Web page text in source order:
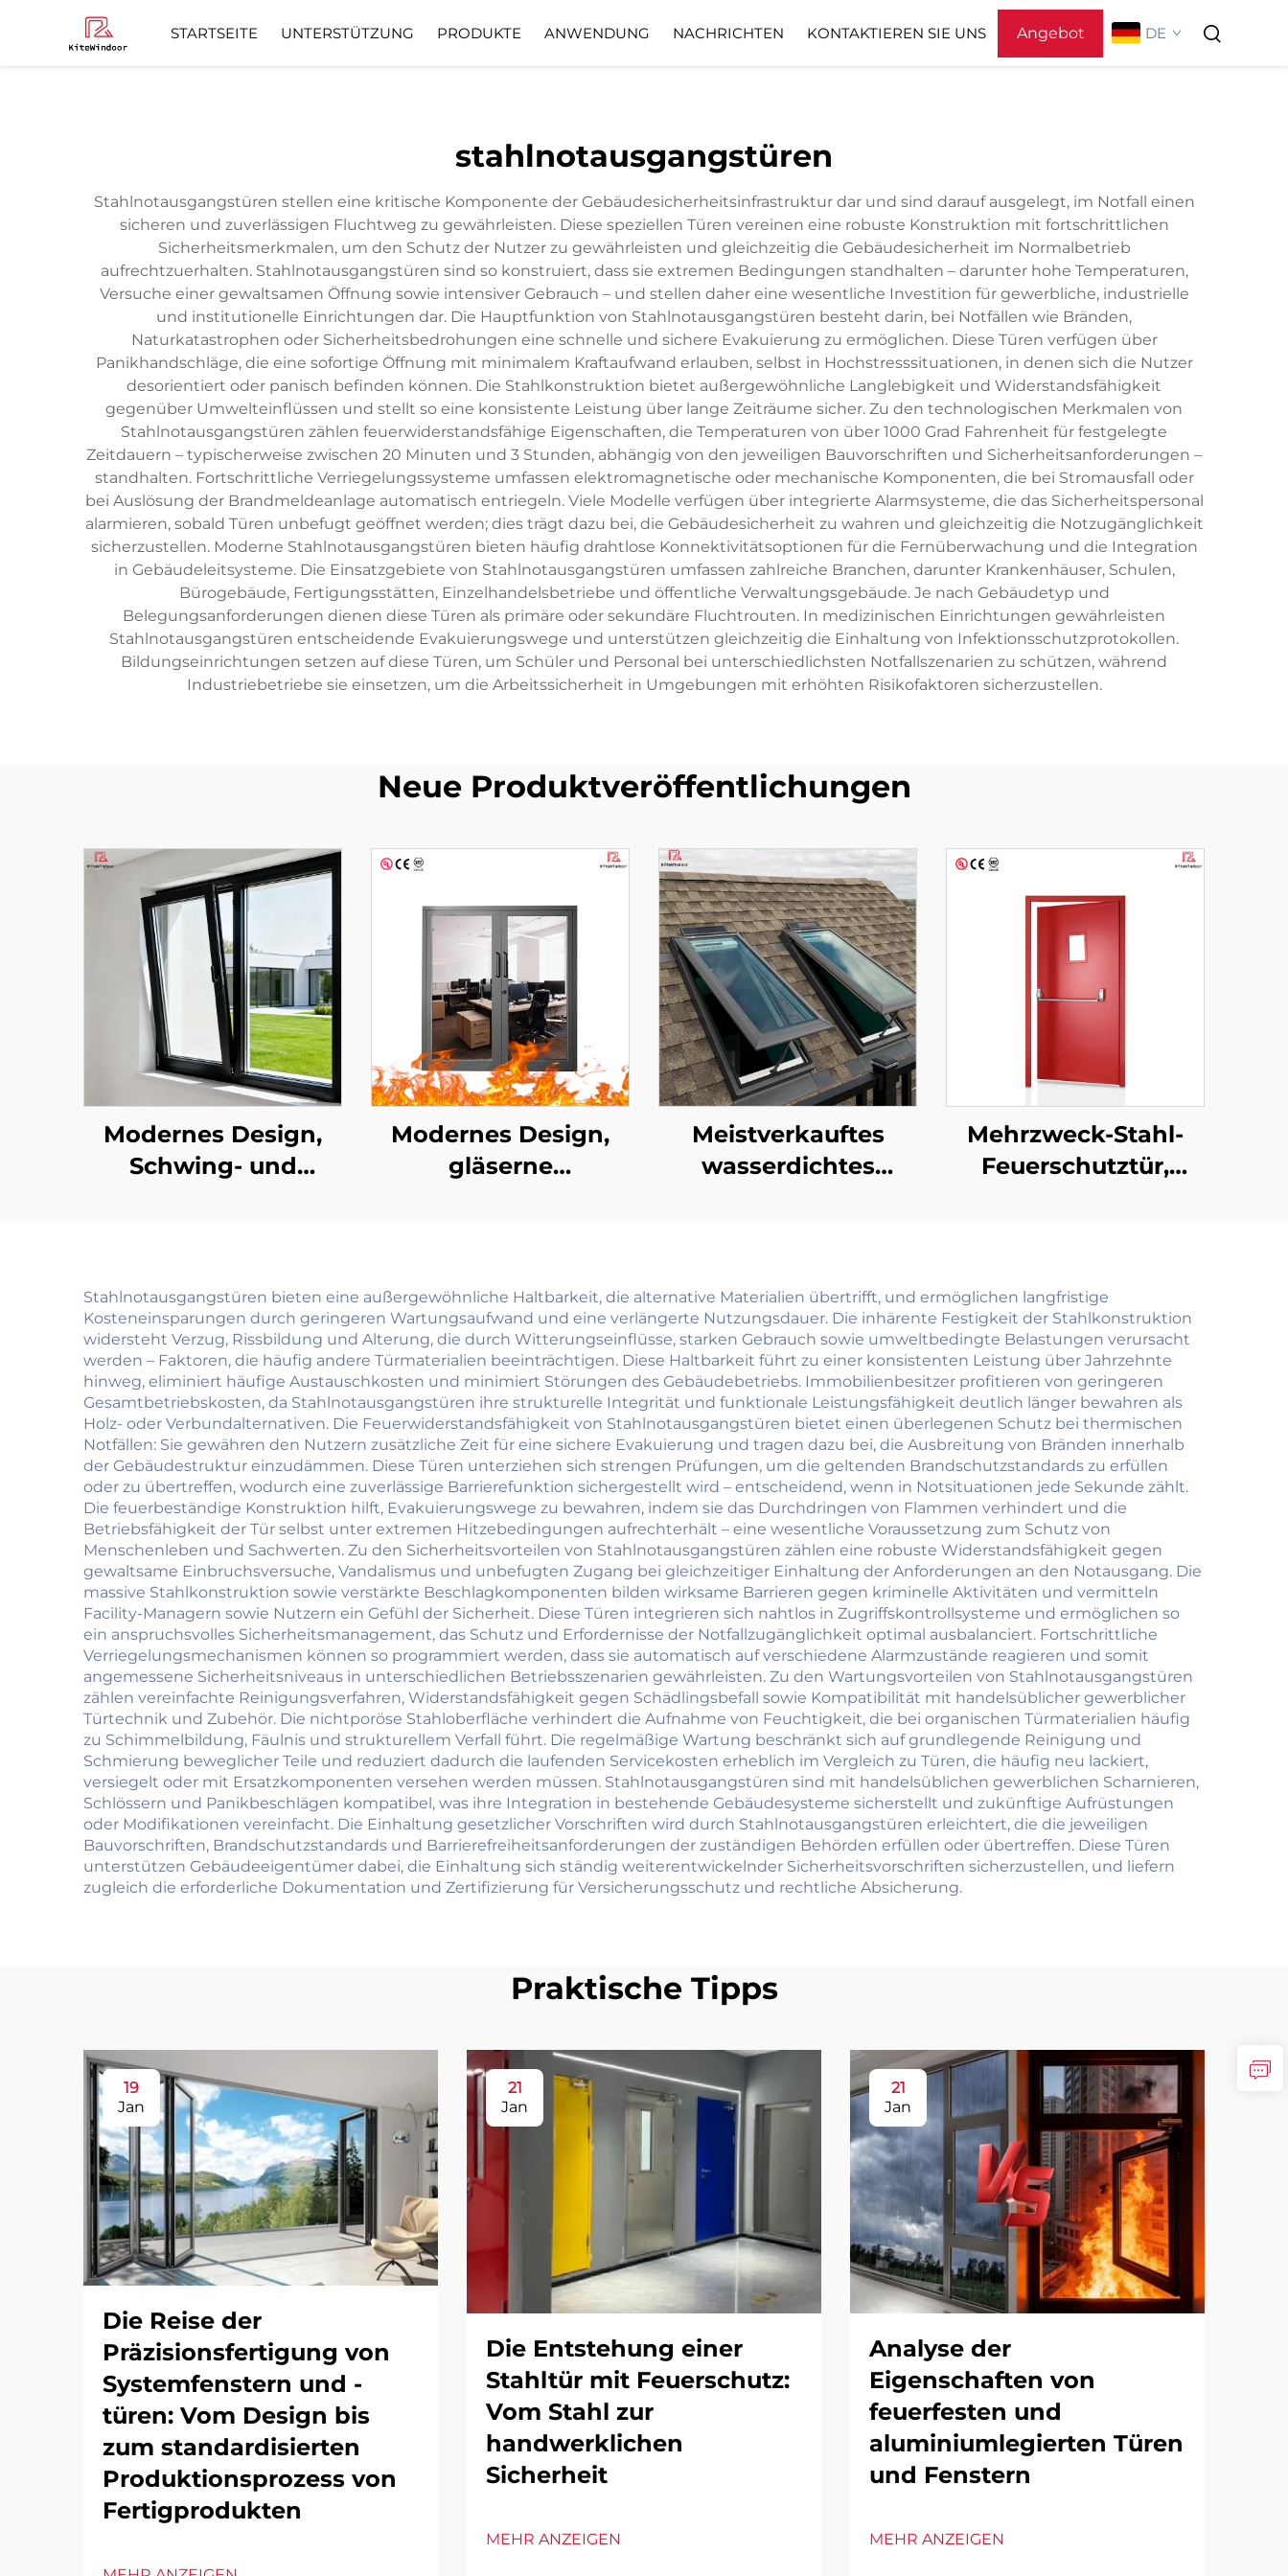
STARTSEITE UNTERSTÜTZUNG PRODUKTE ANWENDUNG NACHRICHTEN KONTAKTIEREN SIE UNS Angebot DE
stahlnotausgangstüren
Stahlnotausgangstüren stellen eine kritische Komponente der Gebäudesicherheitsinfrastruktur dar und sind darauf ausgelegt, im Notfall einen
sicheren und zuverlässigen Fluchtweg zu gewährleisten. Diese speziellen Türen vereinen eine robuste Konstruktion mit fortschrittlichen
Sicherheitsmerkmalen, um den Schutz der Nutzer zu gewährleisten und gleichzeitig die Gebäudesicherheit im Normalbetrieb
aufrechtzuerhalten. Stahlnotausgangstüren sind so konstruiert, dass sie extremen Bedingungen standhalten – darunter hohe Temperaturen,
Versuche einer gewaltsamen Öffnung sowie intensiver Gebrauch – und stellen daher eine wesentliche Investition für gewerbliche, industrielle
und institutionelle Einrichtungen dar. Die Hauptfunktion von Stahlnotausgangstüren besteht darin, bei Notfällen wie Bränden,
Naturkatastrophen oder Sicherheitsbedrohungen eine schnelle und sichere Evakuierung zu ermöglichen. Diese Türen verfügen über
Panikhandschläge, die eine sofortige Öffnung mit minimalem Kraftaufwand erlauben, selbst in Hochstresssituationen, in denen sich die Nutzer
desorientiert oder panisch befinden können. Die Stahlkonstruktion bietet außergewöhnliche Langlebigkeit und Widerstandsfähigkeit
gegenüber Umwelteinflüssen und stellt so eine konsistente Leistung über lange Zeiträume sicher. Zu den technologischen Merkmalen von
Stahlnotausgangstüren zählen feuerwiderstandsfähige Eigenschaften, die Temperaturen von über 1000 Grad Fahrenheit für festgelegte
Zeitdauern – typischerweise zwischen 20 Minuten und 3 Stunden, abhängig von den jeweiligen Bauvorschriften und Sicherheitsanforderungen –
standhalten. Fortschrittliche Verriegelungssysteme umfassen elektromagnetische oder mechanische Komponenten, die bei Stromausfall oder
bei Auslösung der Brandmeldeanlage automatisch entriegeln. Viele Modelle verfügen über integrierte Alarmsysteme, die das Sicherheitspersonal
alarmieren, sobald Türen unbefugt geöffnet werden; dies trägt dazu bei, die Gebäudesicherheit zu wahren und gleichzeitig die Notzugänglichkeit
sicherzustellen. Moderne Stahlnotausgangstüren bieten häufig drahtlose Konnektivitätsoptionen für die Fernüberwachung und die Integration
in Gebäudeleitsysteme. Die Einsatzgebiete von Stahlnotausgangstüren umfassen zahlreiche Branchen, darunter Krankenhäuser, Schulen,
Bürogebäude, Fertigungsstätten, Einzelhandelsbetriebe und öffentliche Verwaltungsgebäude. Je nach Gebäudetyp und
Belegungsanforderungen dienen diese Türen als primäre oder sekundäre Fluchtrouten. In medizinischen Einrichtungen gewährleisten
Stahlnotausgangstüren entscheidende Evakuierungswege und unterstützen gleichzeitig die Einhaltung von Infektionsschutzprotokollen.
Bildungseinrichtungen setzen auf diese Türen, um Schüler und Personal bei unterschiedlichsten Notfallszenarien zu schützen, während
Industriebetriebe sie einsetzen, um die Arbeitssicherheit in Umgebungen mit erhöhten Risikofaktoren sicherzustellen.
Neue Produktveröffentlichungen
Modernes Design,
Schwing- und
schalldicht mit sehr
schlankem Rahmen,
Wärmeisolierung
Modernes Design,
gläserne
und gewerbliche
Nutzung,
innenliegende,
zertifizierte
Feuerschutztür mit
fertiger Oberfläche
Meistverkauftes
wasserdichtes
Tageslichteinfall, für
Villa und Hotel
Dachfenster
Mehrzweck-Stahl-
Feuerschutztür,
Industriezwecke
Stahlnotausgangstüren bieten eine außergewöhnliche Haltbarkeit, die alternative Materialien übertrifft, und ermöglichen langfristige
Kosteneinsparungen durch geringeren Wartungsaufwand und eine verlängerte Nutzungsdauer. Die inhärente Festigkeit der Stahlkonstruktion
widersteht Verzug, Rissbildung und Alterung, die durch Witterungseinflüsse, starken Gebrauch sowie umweltbedingte Belastungen verursacht
werden – Faktoren, die häufig andere Türmaterialien beeinträchtigen. Diese Haltbarkeit führt zu einer konsistenten Leistung über Jahrzehnte
hinweg, eliminiert häufige Austauschkosten und minimiert Störungen des Gebäudebetriebs. Immobilienbesitzer profitieren von geringeren
Gesamtbetriebskosten, da Stahlnotausgangstüren ihre strukturelle Integrität und funktionale Leistungsfähigkeit deutlich länger bewahren als
Holz- oder Verbundalternativen. Die Feuerwiderstandsfähigkeit von Stahlnotausgangstüren bietet einen überlegenen Schutz bei thermischen
Notfällen: Sie gewähren den Nutzern zusätzliche Zeit für eine sichere Evakuierung und tragen dazu bei, die Ausbreitung von Bränden innerhalb
der Gebäudestruktur einzudämmen. Diese Türen unterziehen sich strengen Prüfungen, um die geltenden Brandschutzstandards zu erfüllen
oder zu übertreffen, wodurch eine zuverlässige Barrierefunktion sichergestellt wird – entscheidend, wenn in Notsituationen jede Sekunde zählt.
Die feuerbeständige Konstruktion hilft, Evakuierungswege zu bewahren, indem sie das Durchdringen von Flammen verhindert und die
Betriebsfähigkeit der Tür selbst unter extremen Hitzebedingungen aufrechterhält – eine wesentliche Voraussetzung zum Schutz von
Menschenleben und Sachwerten. Zu den Sicherheitsvorteilen von Stahlnotausgangstüren zählen eine robuste Widerstandsfähigkeit gegen
gewaltsame Einbruchsversuche, Vandalismus und unbefugten Zugang bei gleichzeitiger Einhaltung der Anforderungen an den Notausgang. Die
massive Stahlkonstruktion sowie verstärkte Beschlagkomponenten bilden wirksame Barrieren gegen kriminelle Aktivitäten und vermitteln
Facility-Managern sowie Nutzern ein Gefühl der Sicherheit. Diese Türen integrieren sich nahtlos in Zugriffskontrollsysteme und ermöglichen so
ein anspruchsvolles Sicherheitsmanagement, das Schutz und Erfordernisse der Notfallzugänglichkeit optimal ausbalanciert. Fortschrittliche
Verriegelungsmechanismen können so programmiert werden, dass sie automatisch auf verschiedene Alarmzustände reagieren und somit
angemessene Sicherheitsniveaus in unterschiedlichen Betriebsszenarien gewährleisten. Zu den Wartungsvorteilen von Stahlnotausgangstüren
zählen vereinfachte Reinigungsverfahren, Widerstandsfähigkeit gegen Schädlingsbefall sowie Kompatibilität mit handelsüblicher gewerblicher
Türtechnik und Zubehör. Die nichtporöse Stahloberfläche verhindert die Aufnahme von Feuchtigkeit, die bei organischen Türmaterialien häufig
zu Schimmelbildung, Fäulnis und strukturellem Verfall führt. Die regelmäßige Wartung beschränkt sich auf grundlegende Reinigung und
Schmierung beweglicher Teile und reduziert dadurch die laufenden Servicekosten erheblich im Vergleich zu Türen, die häufig neu lackiert,
versiegelt oder mit Ersatzkomponenten versehen werden müssen. Stahlnotausgangstüren sind mit handelsüblichen gewerblichen Scharnieren,
Schlössern und Panikbeschlägen kompatibel, was ihre Integration in bestehende Gebäudesysteme sicherstellt und zukünftige Aufrüstungen
oder Modifikationen vereinfacht. Die Einhaltung gesetzlicher Vorschriften wird durch Stahlnotausgangstüren erleichtert, die die jeweiligen
Bauvorschriften, Brandschutzstandards und Barrierefreiheitsanforderungen der zuständigen Behörden erfüllen oder übertreffen. Diese Türen
unterstützen Gebäudeeigentümer dabei, die Einhaltung sich ständig weiterentwickelnder Sicherheitsvorschriften sicherzustellen, und liefern
zugleich die erforderliche Dokumentation und Zertifizierung für Versicherungsschutz und rechtliche Absicherung.
Praktische Tipps
19
Jan
Die Reise der
Präzisionsfertigung von
Systemfenstern und -
türen: Vom Design bis
zum standardisierten
Produktionsprozess von
Fertigprodukten
21
Jan
Die Entstehung einer
Stahltür mit Feuerschutz:
Vom Stahl zur
handwerklichen
Sicherheit
MEHR ANZEIGEN
21
Jan
Analyse der
Eigenschaften von
feuerfesten und
aluminiumlegierten Türen
und Fenstern
MEHR ANZEIGEN